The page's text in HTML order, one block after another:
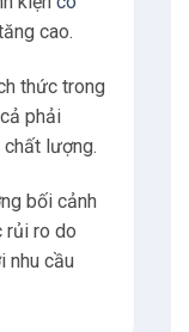
cao.
thức trong
phải
chất lượng.
bối cảnh
rủi ro do
nhu cầu